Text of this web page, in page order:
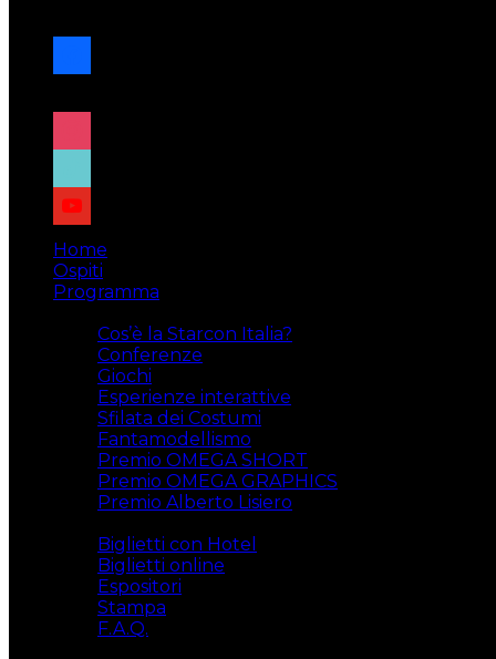
facebook
x
instagram
tiktok
youtube
Home
Ospiti
Programma
Cos’è la Starcon Italia?
Conferenze
Giochi
Esperienze interattive
Sfilata dei Costumi
Fantamodellismo
Premio OMEGA SHORT
Premio OMEGA GRAPHICS
Premio Alberto Lisiero
Biglietti con Hotel
Biglietti online
Espositori
Stampa
F.A.Q.